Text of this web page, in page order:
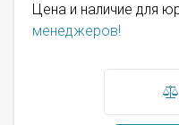
Цена и наличие для
менеджеров!